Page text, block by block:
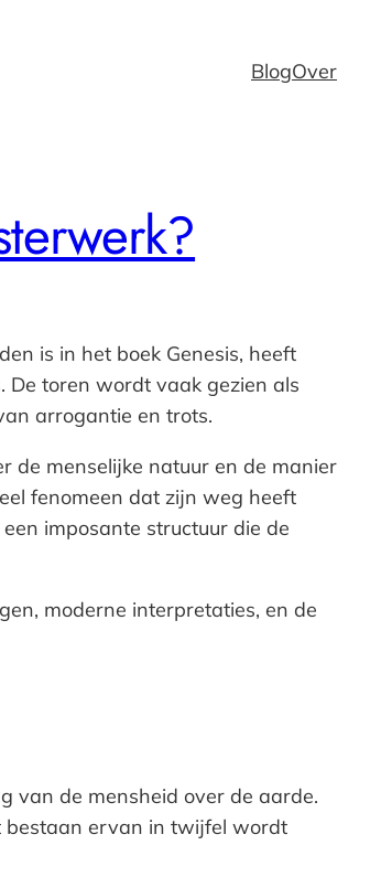
BlogOver
is in het boek Genesis, heeft
De toren wordt vaak gezien als
arrogantie en trots.
de menselijke natuur en de manier
fenomeen dat zijn weg heeft
imposante structuur die de
moderne interpretaties, en de
van de mensheid over de aarde.
bestaan ervan in twijfel wordt